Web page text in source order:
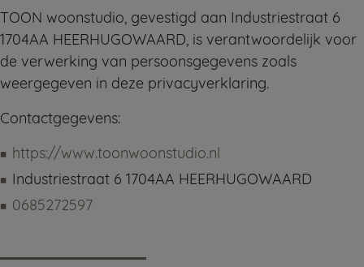
TOON woonstudio, gevestigd aan Industriestraat 6
1704AA HEERHUGOWAARD, is verantwoordelijk voor
de verwerking van persoonsgegevens zoals
weergegeven in deze privacyverklaring.
Contactgegevens:
https://www.toonwoonstudio.nl
Industriestraat 6 1704AA HEERHUGOWAARD
0685272597